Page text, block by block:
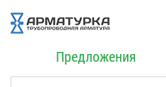
Предложения